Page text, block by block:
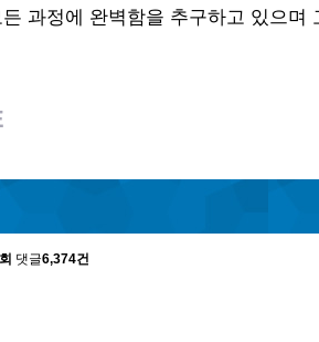
과정에 완벽함을 추구하고 있으며
댓글6,374건